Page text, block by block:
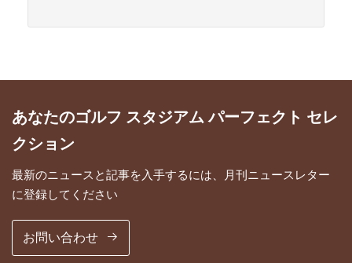
あなたのゴルフ スタジアム パーフェクト セレ
クション
最新のニュースと記事を入手するには、月刊ニュースレター
に登録してください
お問い合わせ